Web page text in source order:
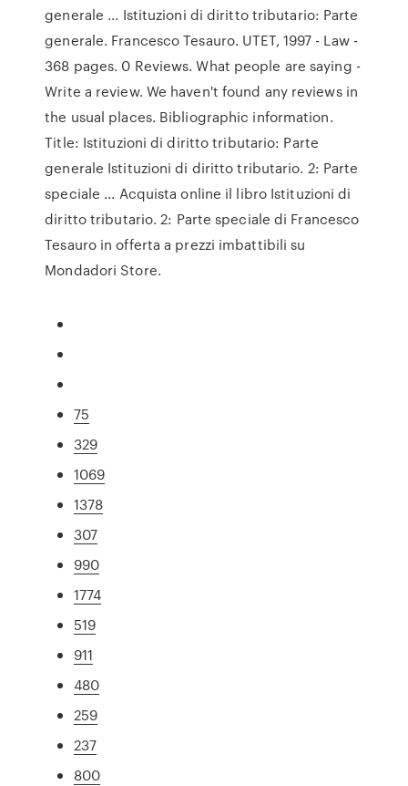
generale ... Istituzioni di diritto tributario: Parte
generale. Francesco Tesauro. UTET, 1997 - Law -
368 pages. 0 Reviews. What people are saying -
Write a review. We haven't found any reviews in
the usual places. Bibliographic information.
Title: Istituzioni di diritto tributario: Parte
generale Istituzioni di diritto tributario. 2: Parte
speciale ... Acquista online il libro Istituzioni di
diritto tributario. 2: Parte speciale di Francesco
Tesauro in offerta a prezzi imbattibili su
Mondadori Store.
75
329
1069
1378
307
990
1774
519
911
480
259
237
800